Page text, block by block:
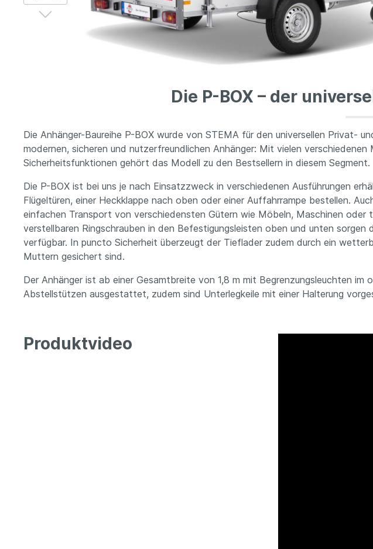
Die P-BOX – der
Die Anhänger-Baureihe P-BOX wurde von STEMA für den universellen Privat-
modernen, sicheren und nutzerfreundlichen Anhänger: Mit vielen
Sicherheitsfunktionen gehört das Modell zu den Bestsellern in diesem Segment.
Die P-BOX ist bei uns je nach Einsatzzweck in verschiedenen Ausführungen
Flügeltüren, einer Heckklappe nach oben oder einer Auffahrrampe bestellen.
einfachen Transport von verschiedensten Gütern wie Möbeln, Maschinen oder
verstellbaren Ringschrauben in den Befestigungsleisten oben und unten
verfügbar. In puncto Sicherheit überzeugt der Tieflader zudem durch ein
Muttern gesichert sind.
Der Anhänger ist ab einer Gesamtbreite von 1,8 m mit Begrenzungsleuchten
Abstellstützen ausgestattet, zudem sind Unterlegkeile mit einer Halterung
Produktvideo